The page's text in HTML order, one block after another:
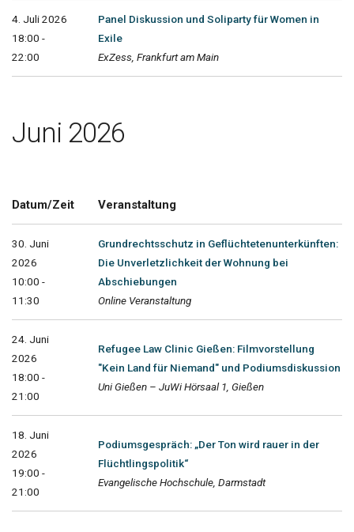
4. Juli 2026
18:00 -
22:00
Panel Diskussion und Soliparty für Women in
Exile
ExZess, Frankfurt am Main
Juni 2026
Datum/Zeit Veranstaltung
30. Juni
2026
10:00 -
11:30
Grundrechtsschutz in Geflüchtetenunterkünften:
Die Unverletzlichkeit der Wohnung bei
Abschiebungen
Online Veranstaltung
24. Juni
2026
18:00 -
21:00
Refugee Law Clinic Gießen: Filmvorstellung
"Kein Land für Niemand" und Podiumsdiskussion
Uni Gießen – JuWi Hörsaal 1, Gießen
18. Juni
2026
19:00 -
21:00
Podiumsgespräch: „Der Ton wird rauer in der
Flüchtlingspolitik“
Evangelische Hochschule, Darmstadt